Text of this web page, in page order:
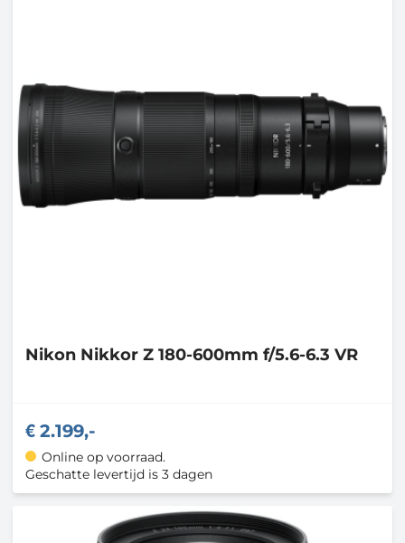
Nikon Nikkor Z 180-600mm f/5.6-6.3 VR
2.199,-
Online op voorraad.
Geschatte levertijd is 3 dagen